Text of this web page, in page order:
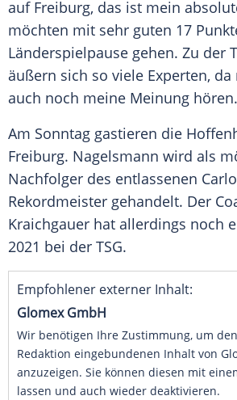
auf Freiburg, das ist mein
möchten mit sehr guten 17
Länderspielpause gehen. Zu der
äußern sich so viele Experten,
auch noch meine Meinung
Am Sonntag gastieren die
Freiburg. Nagelsmann wird als
Nachfolger des entlassenen
Rekordmeister gehandelt. Der
Kraichgauer hat allerdings noch
2021 bei der TSG.
Empfohlener externer Inhalt:
Glomex GmbH
Wir benötigen Ihre Zustimmung, um
Redaktion eingebundenen Inhalt von
anzuzeigen. Sie können diesen mit
lassen und auch wieder deaktivieren.